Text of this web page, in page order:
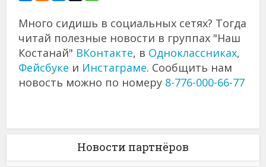
Много сидишь в социальных сетях? Тогда
читай полезные новости в группах "Наш
Костанай" ВКонтакте, в Одноклассниках,
Фейсбуке и Инстаграме. Сообщить нам
новость можно по номеру 8-776-000-66-77
Новости партнёров